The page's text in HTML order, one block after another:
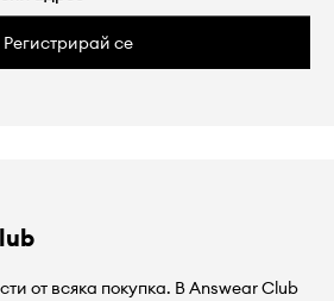
Регистрирай се
от всяка покупка. В Answear Club